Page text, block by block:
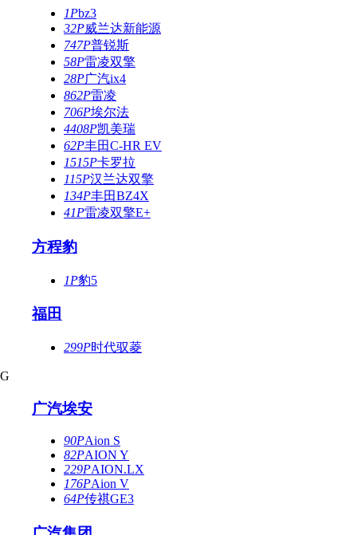
1Pbz3
32P威兰达新能源
747P普锐斯
58P雷凌双擎
28P广汽ix4
862P雷凌
706P埃尔法
4408P凯美瑞
62P丰田C-HR EV
1515P卡罗拉
115P汉兰达双擎
134P丰田BZ4X
41P雷凌双擎E+
方程豹
1P豹5
福田
299P时代驭菱
G
广汽埃安
90PAion S
82PAION Y
229PAION.LX
176PAion V
64P传祺GE3